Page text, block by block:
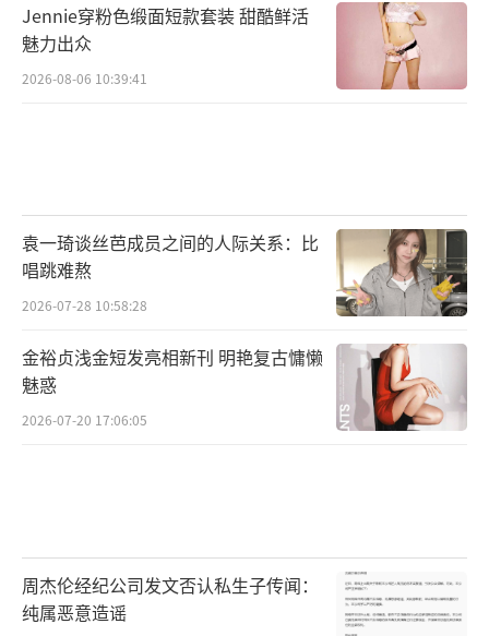
Jennie穿粉色缎面短款套装 甜酷鲜活
魅力出众
2026-08-06 10:39:41
袁一琦谈丝芭成员之间的人际关系：比
唱跳难熬
2026-07-28 10:58:28
金裕贞浅金短发亮相新刊 明艳复古慵懒
魅惑
2026-07-20 17:06:05
周杰伦经纪公司发文否认私生子传闻：
纯属恶意造谣